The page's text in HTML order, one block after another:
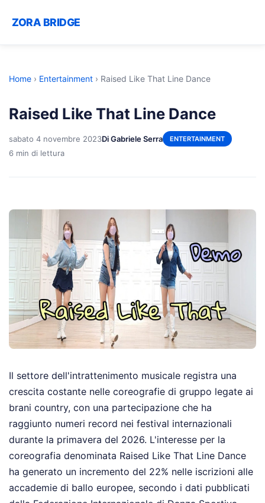
ZORA BRIDGE
Home › Entertainment › Raised Like That Line Dance
Raised Like That Line Dance
sabato 4 novembre 2023Di Gabriele Serra ENTERTAINMENT
6 min di lettura
Il settore dell'intrattenimento musicale registra una
crescita costante nelle coreografie di gruppo legate ai
brani country, con una partecipazione che ha
raggiunto numeri record nei festival internazionali
durante la primavera del 2026. L'interesse per la
coreografia denominata Raised Like That Line Dance
ha generato un incremento del 22% nelle iscrizioni alle
accademie di ballo europee, secondo i dati pubblicati